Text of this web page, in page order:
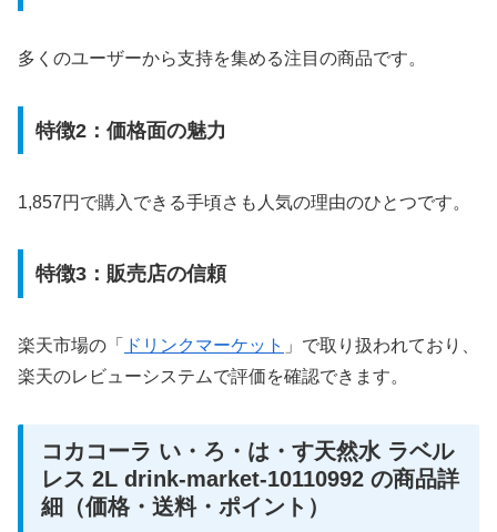
多くのユーザーから支持を集める注目の商品です。
特徴2：価格面の魅力
1,857円で購入できる手頃さも人気の理由のひとつです。
特徴3：販売店の信頼
楽天市場の「 ドリンクマーケット 」で取り扱われており、
楽天のレビューシステムで評価を確認できます。
コカコーラ い・ろ・は・す天然水 ラベル
レス 2L drink-market-10110992 の商品詳
細（価格・送料・ポイント）